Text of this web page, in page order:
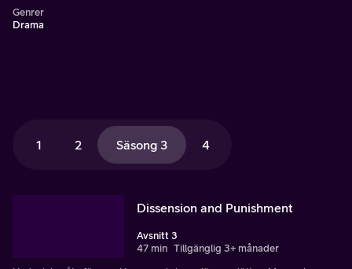
Genrer
Drama
1 2 Säsong 3 4
Dissension and Punishment
Avsnitt 3
47 min Tillgänglig 3+ månader